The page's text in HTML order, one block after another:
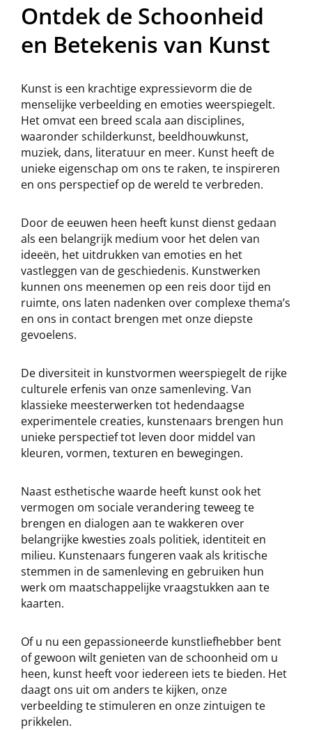
Ontdek de Schoonheid
en Betekenis van Kunst
Kunst is een krachtige expressievorm die de
menselijke verbeelding en emoties weerspiegelt.
Het omvat een breed scala aan disciplines,
waaronder schilderkunst, beeldhouwkunst,
muziek, dans, literatuur en meer. Kunst heeft de
unieke eigenschap om ons te raken, te inspireren
en ons perspectief op de wereld te verbreden.
Door de eeuwen heen heeft kunst dienst gedaan
als een belangrijk medium voor het delen van
ideeën, het uitdrukken van emoties en het
vastleggen van de geschiedenis. Kunstwerken
kunnen ons meenemen op een reis door tijd en
ruimte, ons laten nadenken over complexe thema’s
en ons in contact brengen met onze diepste
gevoelens.
De diversiteit in kunstvormen weerspiegelt de rijke
culturele erfenis van onze samenleving. Van
klassieke meesterwerken tot hedendaagse
experimentele creaties, kunstenaars brengen hun
unieke perspectief tot leven door middel van
kleuren, vormen, texturen en bewegingen.
Naast esthetische waarde heeft kunst ook het
vermogen om sociale verandering teweeg te
brengen en dialogen aan te wakkeren over
belangrijke kwesties zoals politiek, identiteit en
milieu. Kunstenaars fungeren vaak als kritische
stemmen in de samenleving en gebruiken hun
werk om maatschappelijke vraagstukken aan te
kaarten.
Of u nu een gepassioneerde kunstliefhebber bent
of gewoon wilt genieten van de schoonheid om u
heen, kunst heeft voor iedereen iets te bieden. Het
daagt ons uit om anders te kijken, onze
verbeelding te stimuleren en onze zintuigen te
prikkelen.